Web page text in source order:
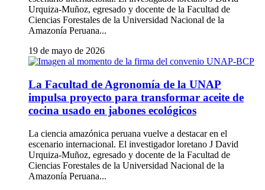
Urquiza-Muñoz, egresado y docente de la Facultad de
Ciencias Forestales de la Universidad Nacional de la
Amazonía Peruana...
19 de mayo de 2026
La Facultad de Agronomía de la UNAP
impulsa proyecto para transformar aceite de
cocina usado en jabones ecológicos
La ciencia amazónica peruana vuelve a destacar en el
escenario internacional. El investigador loretano J David
Urquiza-Muñoz, egresado y docente de la Facultad de
Ciencias Forestales de la Universidad Nacional de la
Amazonía Peruana...